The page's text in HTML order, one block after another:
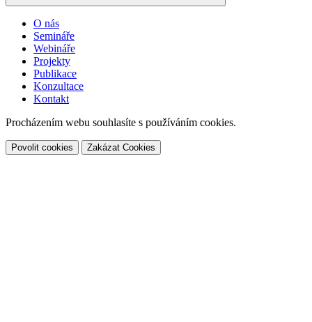
O nás
Semináře
Webináře
Projekty
Publikace
Konzultace
Kontakt
Procházením webu souhlasíte s používáním cookies.
Povolit cookies Zakázat Cookies